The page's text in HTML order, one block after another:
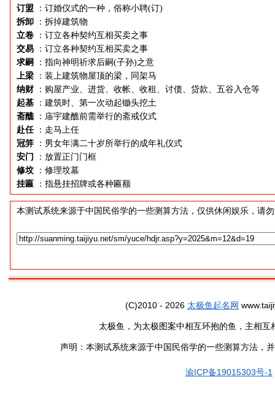
订盟
：订婚仪式的一种，俗称小聘(订)
拆卸
：拆掉建筑物
立卷
：订立各种契约互相买卖之事
交易
：订立各种契约互相买卖之事
求嗣
：指向神明祈求后嗣(子孙)之意
上梁
：装上建筑物屋顶的梁，同架马
纳财
：购屋产业、进货、收帐、收租、讨债、贷款、五谷入仓等
起基
：建筑时、第一次动起锄头挖土
斋醮 ：庙宇建醮前需举行的斋戒仪式
赴任 ：走马上任
冠笄
：男女年满二十岁所举行的成年礼仪式
安门
：放置正门门框
修坟
：修理坟墓
挂匾
：指悬挂招牌或各种匾额
本测试系统来源于中国民俗学的一些测算方法，仅供休闲娱乐，请
(C)2010 - 2026 太极鱼起名网
太极鱼，为太极图案中相互环抱的鱼，主相
声明：本测试系统来源于中国民俗学的一些测算方法，
渝ICP备19015303号-1